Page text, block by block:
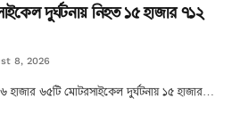
দুর্ঘটনায় নিহত ১৫ হাজার ৭১২
8, 2026
হাজার ৬৫টি মোটরসাইকেল দুর্ঘটনায় ১৫ হাজার…